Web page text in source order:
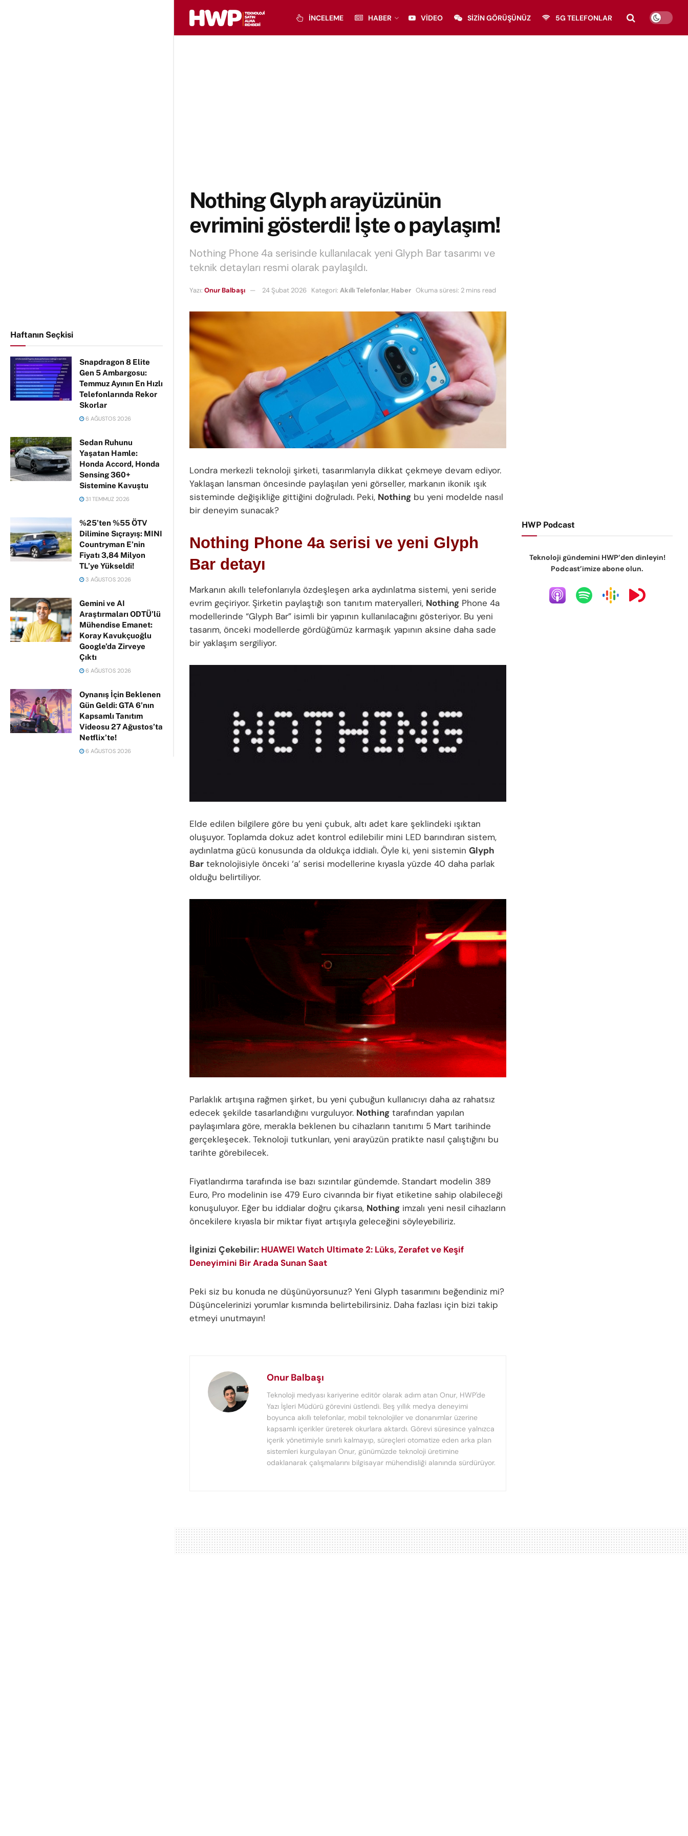
Haftanın Seçkisi
Snapdragon 8 Elite
Gen 5 Ambargosu:
Temmuz Ayının En Hızlı
Telefonlarında Rekor
Skorlar
6 AĞUSTOS 2026
Sedan Ruhunu
Yaşatan Hamle:
Honda Accord, Honda
Sensing 360+
Sistemine Kavuştu
31 TEMMUZ 2026
%25’ten %55 ÖTV
Dilimine Sıçrayış: MINI
Countryman E’nin
Fiyatı 3,84 Milyon
TL’ye Yükseldi!
3 AĞUSTOS 2026
Gemini ve AI
Araştırmaları ODTÜ’lü
Mühendise Emanet:
Koray Kavukçuoğlu
Google’da Zirveye
Çıktı
6 AĞUSTOS 2026
Oynanış İçin Beklenen
Gün Geldi: GTA 6’nın
Kapsamlı Tanıtım
Videosu 27 Ağustos’ta
Netflix’te!
6 AĞUSTOS 2026
İNCELEME HABER VIDEO SIZIN GÖRÜŞÜNÜZ 5G TELEFONLAR
Nothing Glyph arayüzünün
evrimini gösterdi! İşte o paylaşım!
Nothing Phone 4a serisinde kullanılacak yeni Glyph Bar tasarımı ve
teknik detayları resmi olarak paylaşıldı.
Yazı: Onur Balbaşı 24 Şubat 2026 Kategori: Akıllı Telefonlar, Haber Okuma süresi: 2 mins read
Londra merkezli teknoloji şirketi, tasarımlarıyla dikkat çekmeye devam ediyor.
Yaklaşan lansman öncesinde paylaşılan yeni görseller, markanın ikonik ışık
sisteminde değişikliğe gittiğini doğruladı. Peki, Nothing bu yeni modelde nasıl
bir deneyim sunacak?
Nothing Phone 4a serisi ve yeni Glyph
Bar detayı
Markanın akıllı telefonlarıyla özdeşleşen arka aydınlatma sistemi, yeni seride
evrim geçiriyor. Şirketin paylaştığı son tanıtım materyalleri, Nothing Phone 4a
modellerinde “Glyph Bar” isimli bir yapının kullanılacağını gösteriyor. Bu yeni
tasarım, önceki modellerde gördüğümüz karmaşık yapının aksine daha sade
bir yaklaşım sergiliyor.
Elde edilen bilgilere göre bu yeni çubuk, altı adet kare şeklindeki ışıktan
oluşuyor. Toplamda dokuz adet kontrol edilebilir mini LED barındıran sistem,
aydınlatma gücü konusunda da oldukça iddialı. Öyle ki, yeni sistemin Glyph
Bar teknolojisiyle önceki ‘a’ serisi modellerine kıyasla yüzde 40 daha parlak
olduğu belirtiliyor.
Parlaklık artışına rağmen şirket, bu yeni çubuğun kullanıcıyı daha az rahatsız
edecek şekilde tasarlandığını vurguluyor. Nothing tarafından yapılan
paylaşımlara göre, merakla beklenen bu cihazların tanıtımı 5 Mart tarihinde
gerçekleşecek. Teknoloji tutkunları, yeni arayüzün pratikte nasıl çalıştığını bu
tarihte görebilecek.
Fiyatlandırma tarafında ise bazı sızıntılar gündemde. Standart modelin 389
Euro, Pro modelinin ise 479 Euro civarında bir fiyat etiketine sahip olabileceği
konuşuluyor. Eğer bu iddialar doğru çıkarsa, Nothing imzalı yeni nesil cihazların
öncekilere kıyasla bir miktar fiyat artışıyla geleceğini söyleyebiliriz.
İlginizi Çekebilir: HUAWEI Watch Ultimate 2: Lüks, Zerafet ve Keşif
Deneyimini Bir Arada Sunan Saat
Peki siz bu konuda ne düşünüyorsunuz? Yeni Glyph tasarımını beğendiniz mi?
Düşüncelerinizi yorumlar kısmında belirtebilirsiniz. Daha fazlası için bizi takip
etmeyi unutmayın!
Onur Balbaşı
Teknoloji medyası kariyerine editör olarak adım atan Onur, HWP'de
Yazı İşleri Müdürü görevini üstlendi. Beş yıllık medya deneyimi
boyunca akıllı telefonlar, mobil teknolojiler ve donanımlar üzerine
kapsamlı içerikler üreterek okurlara aktardı. Görevi süresince yalnızca
içerik yönetimiyle sınırlı kalmayıp, süreçleri otomatize eden arka plan
sistemleri kurgulayan Onur, günümüzde teknoloji üretimine
odaklanarak çalışmalarını bilgisayar mühendisliği alanında sürdürüyor.
HWP Podcast
Teknoloji gündemini HWP’den dinleyin!
Podcast’imize abone olun.